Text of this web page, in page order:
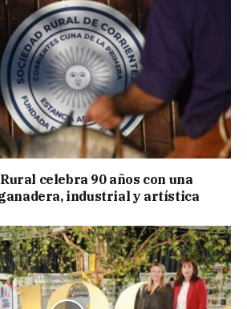
celebra 90 años con una
industrial y artística